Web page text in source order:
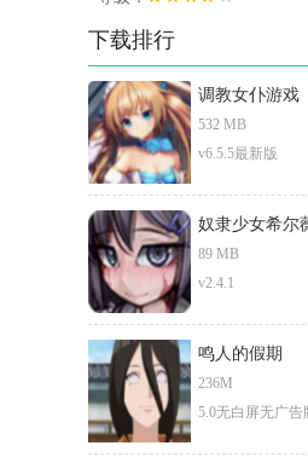
下载排行
调教女仆游戏
532 MB
v6.5.5最新版
奴隶少女希尔
89 MB
v2.4.1
鸣人的假期
236M
5.0无白屏无广告